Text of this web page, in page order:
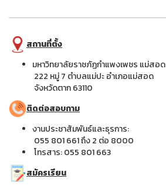
สถานที่ตั้ง
มหาวิทยาลัยราชภัฏกำแพงเพชร แม่สอด
222 หมู่ 7 ตำบลแม่ปะ อำเภอแม่สอด
จังหวัดตาก 63110
ติดต่อสอบถาม
งานประชาสัมพันธ์และธุรการ:
055 801 661 ถึง 2 ต่อ 8000
โทรสาร: 055 801 663
สมัครเรียน